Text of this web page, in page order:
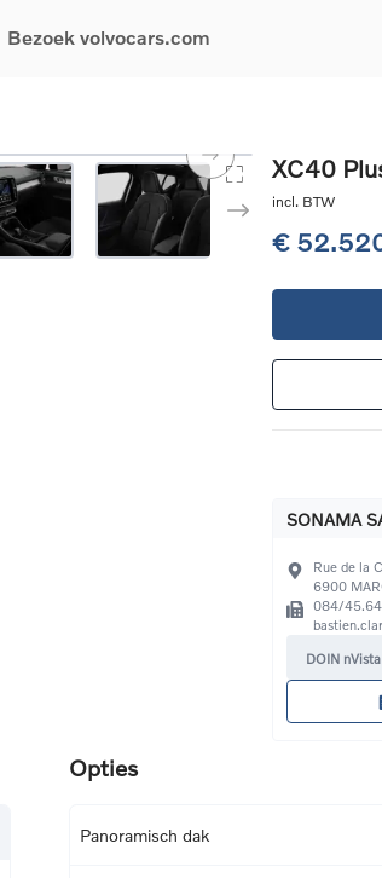
Elektrische auto's
Plug-inhybride auto's
Mild hybrid auto's
Bezoek volvocars.com
Boek een onderhoud
Onderhoud & herstellingen
Overname van uw auto
XC40
incl. BTW
€
SONAMA
Rue de la
6900
084/
DOIN nVista
Opties
Panoramisch dak